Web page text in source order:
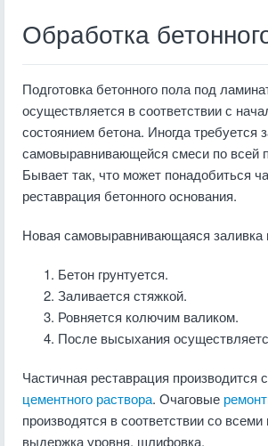
Обработка
Подготовка бетонного пола под
осуществляется в соответствии с
состоянием бетона. Иногда требуется
самовыравнивающейся смеси по всей
Бывает так, что может понадобиться
реставрация бетонного основания.
Новая самовыравнивающаяся заливка
Бетон грунтуется.
Заливается стяжкой.
Ровняется колючим валиком.
После высыхания
Частичная реставрация
цементного раствора. Очаговые
производятся в соответствии со
выдержка уровня, шлифовка.